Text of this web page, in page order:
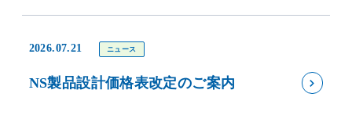
2026.07.21 ニュース
NS製品設計価格表改定のご案内